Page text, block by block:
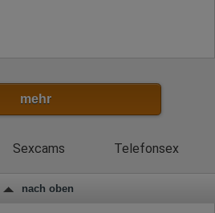
mehr
Sexcams Telefonsex
nach oben